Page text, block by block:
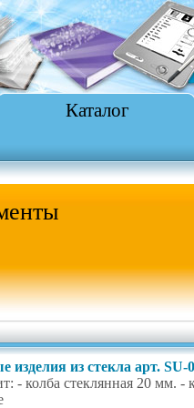
Каталог
изделия из стекла арт. SU-
- колба стеклянная 20 мм.